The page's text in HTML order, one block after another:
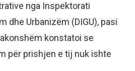
nga Inspektorati
dhe Urbanizëm (DIGU), pasi
konstatoi se
për prishjen e tij nuk ishte